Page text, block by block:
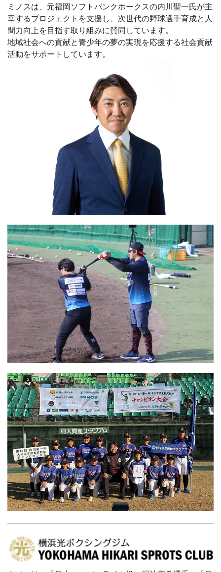
ミノスは、元福岡ソフトバンクホークスの内川聖一氏が主
宰するプロジェクトを支援し、次世代の野球選手育成と人
間力向上を目指す取り組みに賛同しています。
地域社会への貢献と青少年の夢の実現を応援する社会貢献
活動をサポートしています。